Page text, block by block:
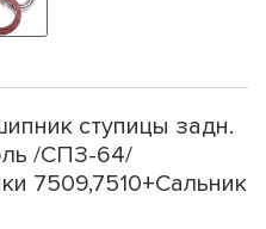
ступицы задн.
/СПЗ-64/
7509,7510+Сальник